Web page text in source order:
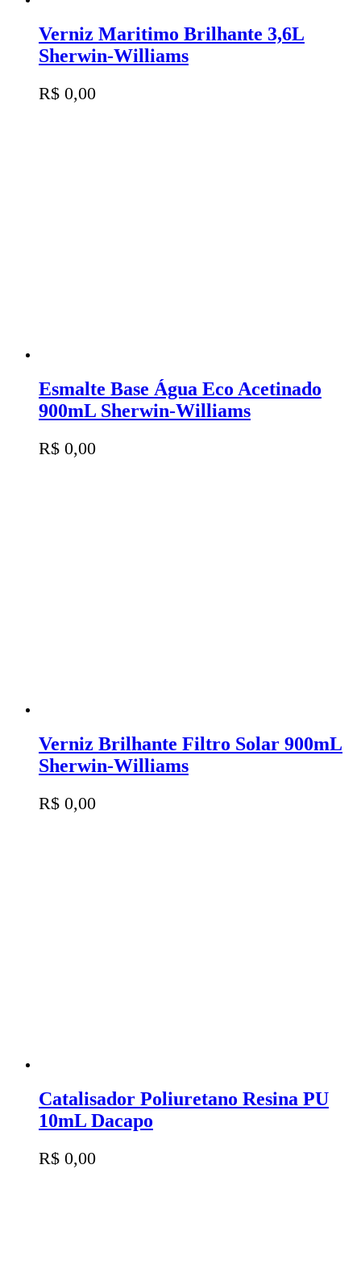
Verniz Maritimo Brilhante 3,6L
Sherwin-Williams
R$ 0,00
Esmalte Base Água Eco Acetinado
900mL Sherwin-Williams
R$ 0,00
Verniz Brilhante Filtro Solar 900mL
Sherwin-Williams
R$ 0,00
Catalisador Poliuretano Resina PU
10mL Dacapo
R$ 0,00